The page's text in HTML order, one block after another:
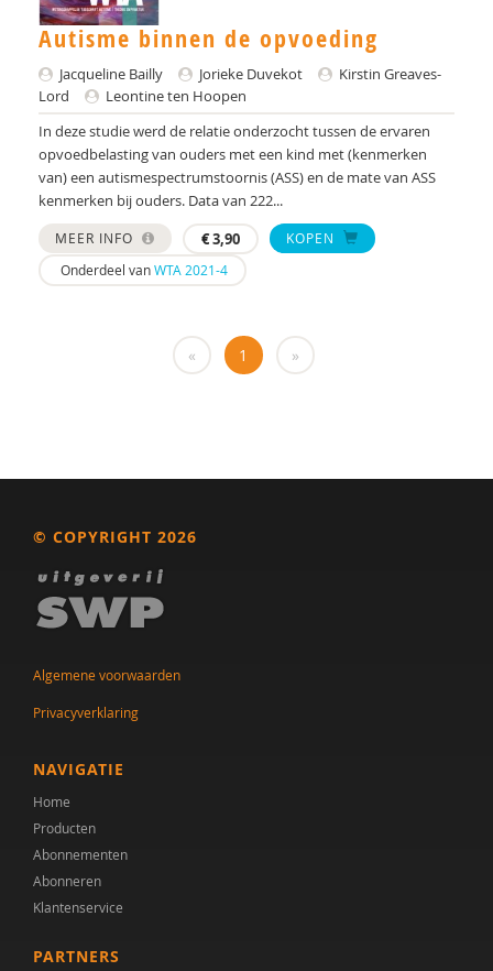
Eveline van Geuns
Marijke Gottmer
Kirstin Greaves-Lord
Pien van Heijst
Annemiek Landlust
Liesbeth Mevissen
Rosa van Mourik
Sabrina Schröder
Nanda Tak
Jan-Pieter Teunisse
Inge van Balkom
Nicolle van de Wiel
Autisme binnen de opvoeding
Jacqueline Bailly Jorieke Duvekot
Kirstin Greaves-
Lord
Leontine ten Hoopen
In deze studie werd de relatie onderzocht tussen de ervaren
opvoedbelasting van ouders met een kind met (kenmerken
van) een autismespectrumstoornis (ASS) en de mate van ASS
kenmerken bij ouders. Data van 222...
MEER INFO €3,90
KOPEN
Onderdeel vanWTA 2021-4
« 1 »
© COPYRIGHT 2026
Algemene voorwaarden
Privacyverklaring
NAVIGATIE
Home
Producten
Abonnementen
Abonneren
Klantenservice
PARTNERS